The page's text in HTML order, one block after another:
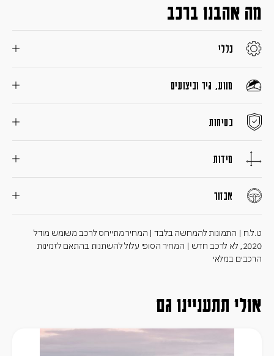
מה אהבנו ברכב
כללי
מנוע, גיר וביצועים
בטיחות
מידות
אבזור
ט.ל.ח | התמונות להמחשה בלבד | המחיר מתייחס לרכב משומש מודל
2020, לא לרכב חדש | המחיר הסופי עלול להשתנות בהתאם לזמינות
הרכבים במלאי
אולי תתעניינו גם